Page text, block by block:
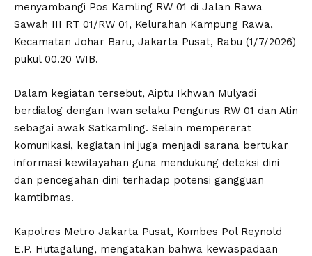
menyambangi Pos Kamling RW 01 di Jalan Rawa
Sawah III RT 01/RW 01, Kelurahan Kampung Rawa,
Kecamatan Johar Baru, Jakarta Pusat, Rabu (1/7/2026)
pukul 00.20 WIB.
Dalam kegiatan tersebut, Aiptu Ikhwan Mulyadi
berdialog dengan Iwan selaku Pengurus RW 01 dan Atin
sebagai awak Satkamling. Selain mempererat
komunikasi, kegiatan ini juga menjadi sarana bertukar
informasi kewilayahan guna mendukung deteksi dini
dan pencegahan dini terhadap potensi gangguan
kamtibmas.
Kapolres Metro Jakarta Pusat, Kombes Pol Reynold
E.P. Hutagalung, mengatakan bahwa kewaspadaan